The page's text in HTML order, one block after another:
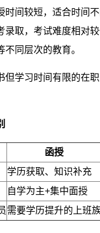
时间较短，适合时间不
录取，考试难度相对较
同层次的教育。
但学习时间有限的在
函授
学历获取、知识补充
自学为主+集中面授
需要学历提升的上班